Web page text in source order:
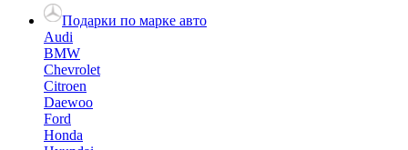
Подарки по марке авто
Audi
BMW
Chevrolet
Citroen
Daewoo
Ford
Honda